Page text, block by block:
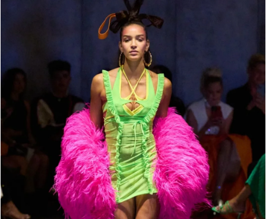
Hotline Liên hệ quảng cáo
0908 780 404
Quảng cáo RSS Tòa soạn Chính sách bảo
Tổng biên tập: Nguyễn Ngọc Toàn
Phó tổng biên tập: Hải Thành
Ủy viên Ban biên tập - Tổng Thư ký tòa soạn: Trần Việt Hưng
Giấy phép xuất bản số 110/GP - BTTTT cấp ngày 24.3.2020
© 2003-2026 Bản quyền thuộc về Báo Thanh Niên. Cấm sao chép
dưới mọi hình thức nếu không có sự chấp thuận bằng văn bản.
Phát triển bởi ePi Technologies, JSC.